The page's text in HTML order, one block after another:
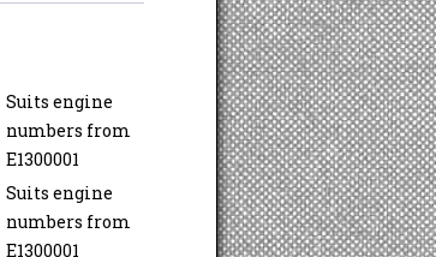
Suits engine
numbers from
E1300001
Suits engine
numbers from
E1300001